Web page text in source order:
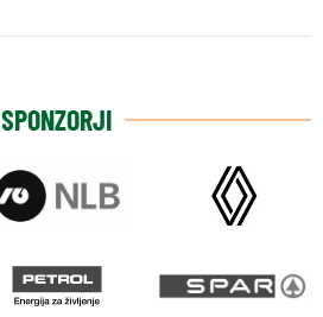
SPONZORJI